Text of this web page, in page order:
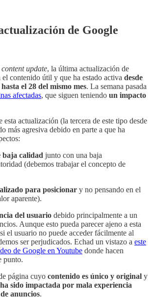
de Google
update, la última actualización de
contenido útil y que ha estado activa desde
el 28 del mismo mes. La semana pasada
afectadas, que siguen teniendo un impacto
esta actualización (la tercera de este tipo desde
más agresiva debido en parte a que ha
baja calidad junto con una baja
(debemos trabajar el concepto de
para posicionar y no pensando en el
aparente).
del usuario debido principalmente a un
Aunque esto pueda parecer ajeno a esta
el usuario no puede acceder fácilmente al
ser perjudicados. Echad un vistazo a este
de Google en Youtube donde hacen
punto.
página cuyo contenido es único y original y
ha sido impactada por mala experiencia
anuncios.